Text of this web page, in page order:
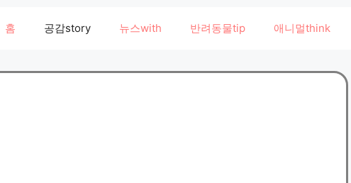
홈 공감story 뉴스with 반려동물tip 애니멀think